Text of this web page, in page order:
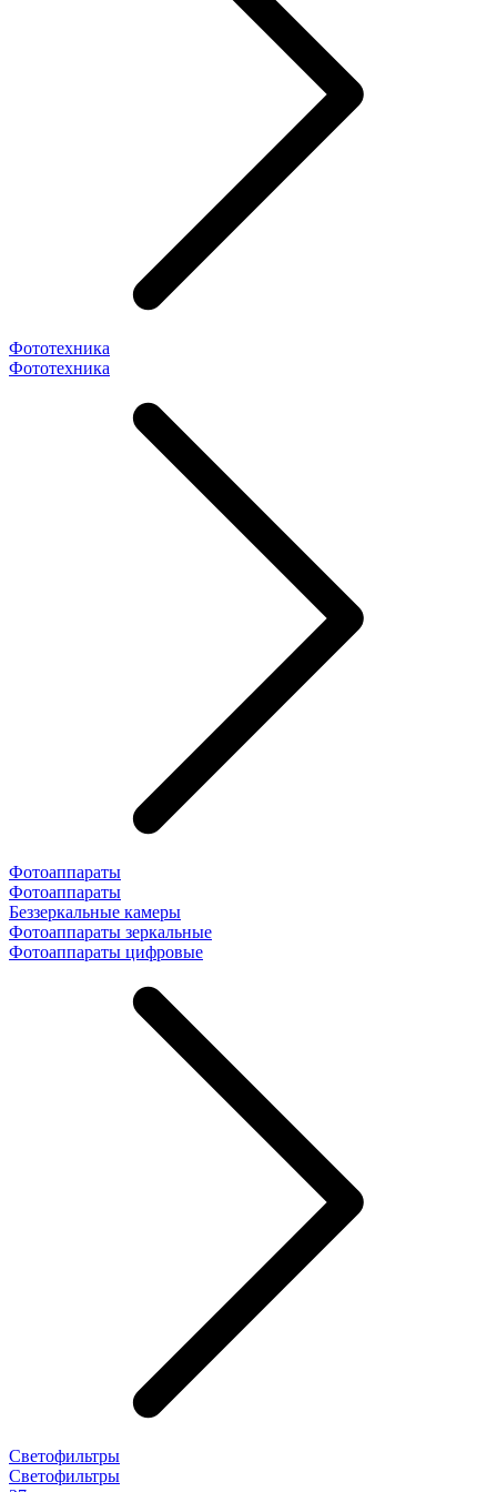
Фототехника
Фототехника
Фотоаппараты
Фотоаппараты
Беззеркальные камеры
Фотоаппараты зеркальные
Фотоаппараты цифровые
Светофильтры
Светофильтры